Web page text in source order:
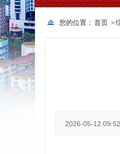
您的位置： 首页 >
2026-05-12 09:52